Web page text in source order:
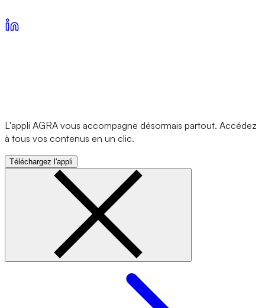
L'appli AGRA vous accompagne désormais partout. Accédez
à tous vos contenus en un clic.
Téléchargez l'appli